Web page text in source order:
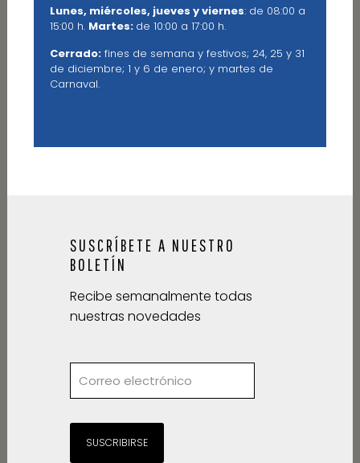
Lunes, miércoles, jueves y viernes: de 08:00 a
15:00 h. Martes: de 10:00 a 17:00 h.
Cerrado:fines de semana y festivos; 24, 25 y 31
de diciembre; 1 y 6 de enero; y martes de
Carnaval.
SUSCRÍBETE A NUESTRO
BOLETÍN
Recibe semanalmente todas
nuestras novedades
SUSCRIBIRSE